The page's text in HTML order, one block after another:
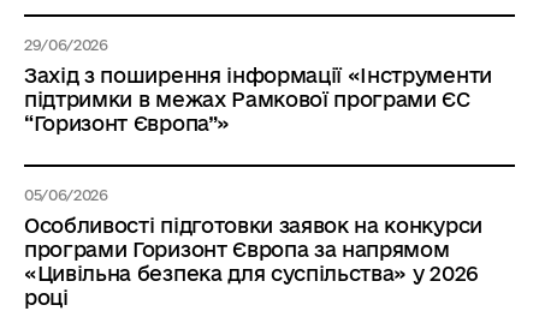
29/06/2026
Захід з поширення інформації «Інструменти
підтримки в межах Рамкової програми ЄС
“Горизонт Європа”»
05/06/2026
Особливості підготовки заявок на конкурси
програми Горизонт Європа за напрямом
«Цивільна безпека для суспільства» у 2026
році